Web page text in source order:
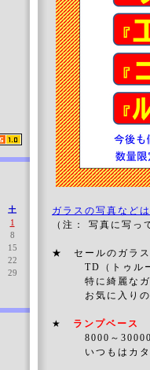
ガラスの写真など
（注： 写真に写
★ セールのガラ
TD（トゥルーダ
特に綺麗なガラ
お気に入りの一
★ ランプベース
8000～30000
いつもはカタロ
土
1
8
15
22
29